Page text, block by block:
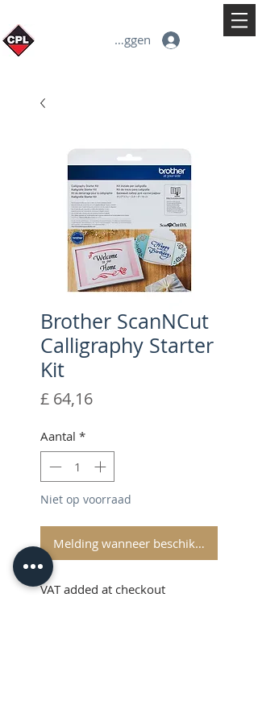
Inloggen
Brother ScanNCut
Calligraphy Starter
Kit
£ 64,16Prijs
Aantal *
Niet op voorraad
Melding wanneer beschikbaar
VAT added at checkout